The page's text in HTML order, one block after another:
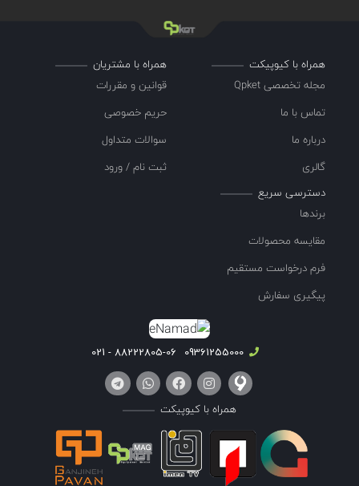
همراه با کیوپیکت
مجله تخصصی Qpket
تماس با ما
درباره ما
گالری
همراه با مشتریان
قوانین و مقررات
حریم خصوصی
سوالات متداول
ثبت نام / ورود
دسترسی سریع
برندها
مقایسه محصولات
فرم درخواست مستقیم
پیگیری سفارش
09361255000
88222805-06 - 021
همراه با کیوپیکت